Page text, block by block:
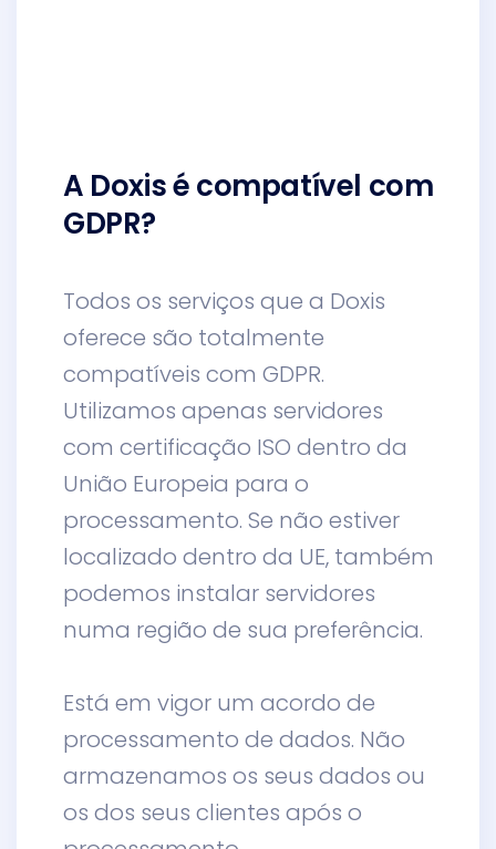
A Doxis é compatível com
GDPR?
Todos os serviços que a Doxis
oferece são totalmente
compatíveis com GDPR.
Utilizamos apenas servidores
com certificação ISO dentro da
União Europeia para o
processamento. Se não estiver
localizado dentro da UE, também
podemos instalar servidores
numa região de sua preferência.
Está em vigor um acordo de
processamento de dados. Não
armazenamos os seus dados ou
os dos seus clientes após o